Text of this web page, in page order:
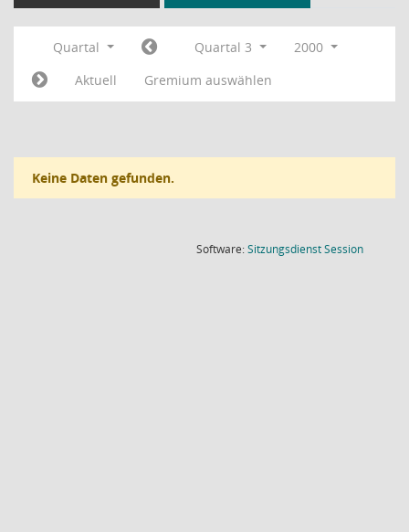
Quartal Quartal 3
2000
Aktuell
Gremium auswählen
Keine Daten gefunden.
Software:SitzungsdienstSession(Wird in